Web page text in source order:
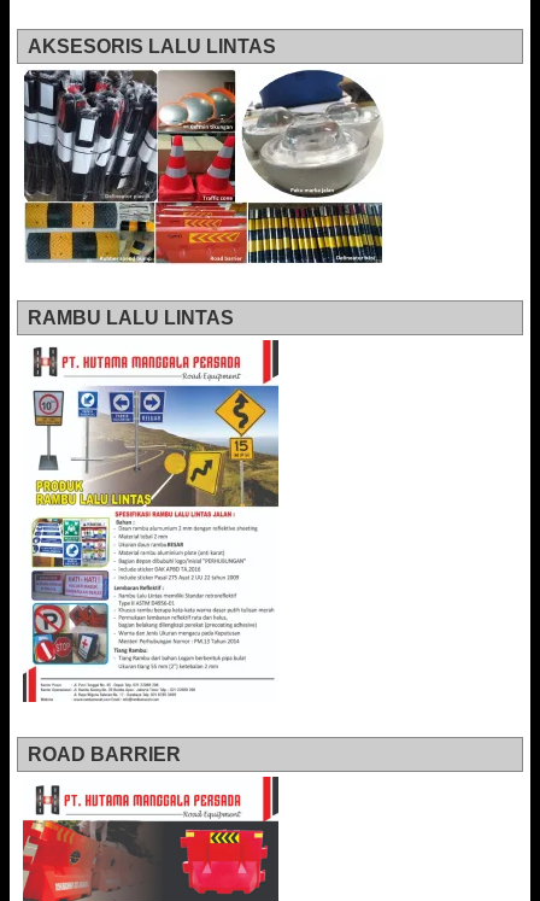
AKSESORIS LALU LINTAS
RAMBU LALU LINTAS
ROAD BARRIER